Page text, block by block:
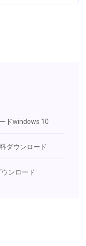
ドwindows 10
ダウンロード
ンロード